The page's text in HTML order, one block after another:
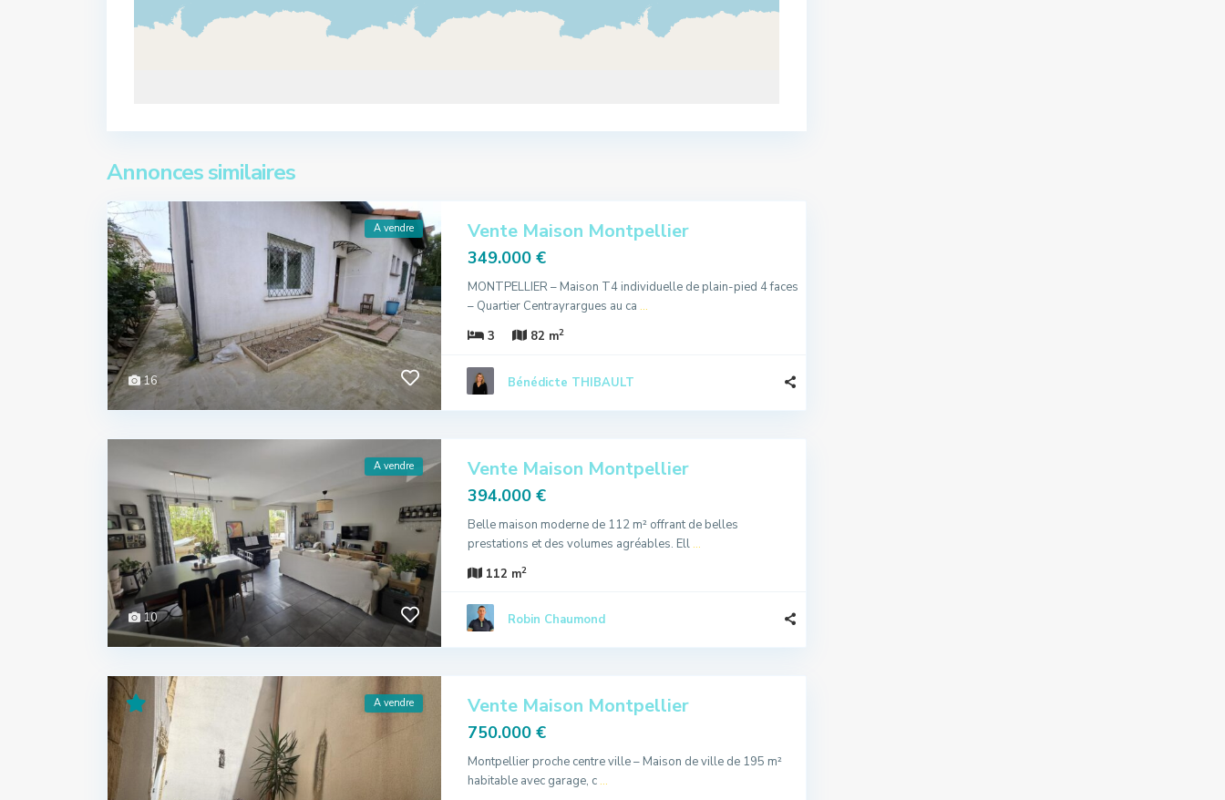
Annonces similaires
16
A vendre Vente Maison Montpellier
349.000 €
MONTPELLIER – Maison T4 individuelle de plain-pied 4 faces
– Quartier Centrayrargues au ca ...
3
82 m2
Bénédicte THIBAULT
10
A vendre Vente Maison Montpellier
394.000 €
Belle maison moderne de 112 m² offrant de belles
prestations et des volumes agréables. Ell ...
112 m2
Robin Chaumond
A vendre Vente Maison Montpellier
750.000 €
Montpellier proche centre ville – Maison de ville de 195 m²
habitable avec garage, c ...